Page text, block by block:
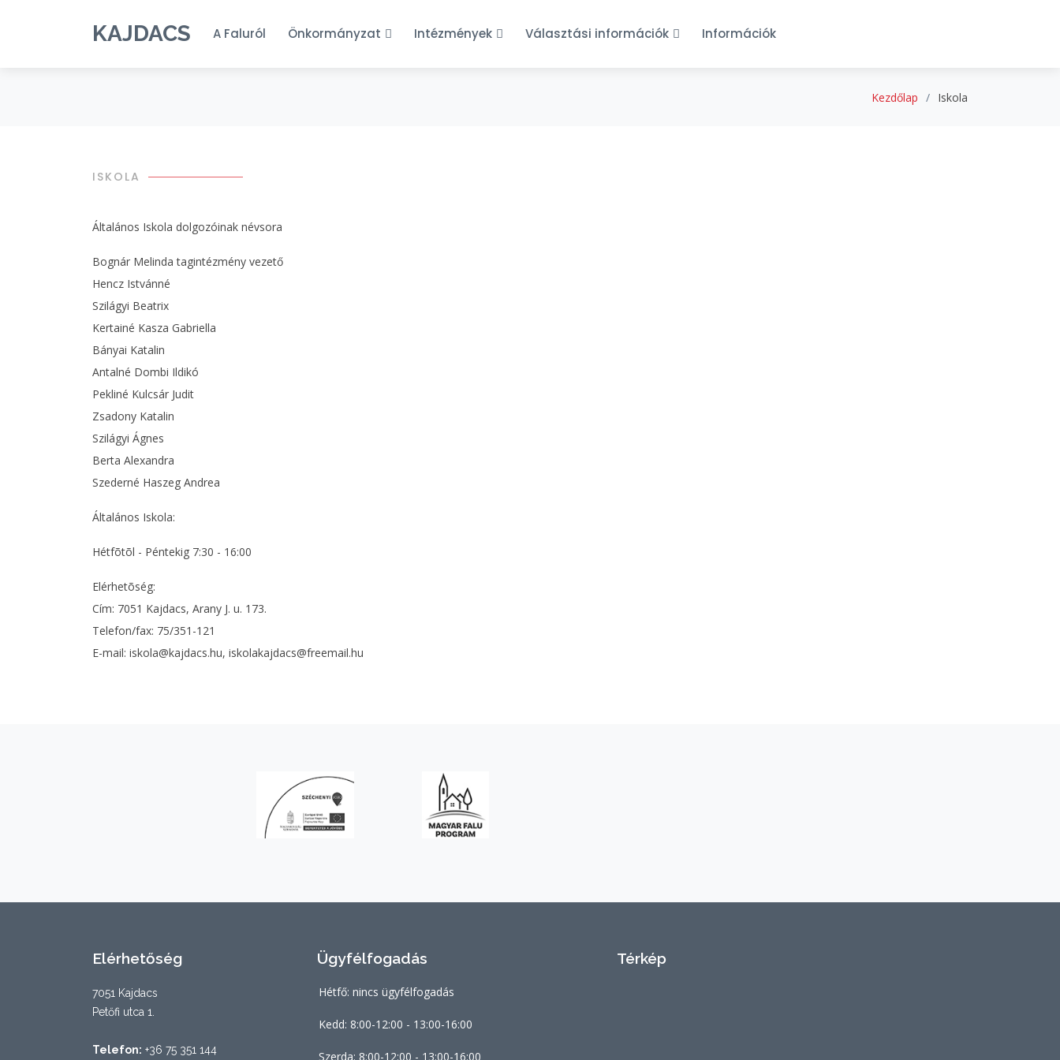
KAJDACS A Faluról Önkormányzat Intézmények Választási információk Információk
Kezdőlap Iskola
ISKOLA
Általános Iskola dolgozóinak névsora
Bognár Melinda tagintézmény vezető
Hencz Istvánné
Szilágyi Beatrix
Kertainé Kasza Gabriella
Bányai Katalin
Antalné Dombi Ildikó
Pekliné Kulcsár Judit
Zsadony Katalin
Szilágyi Ágnes
Berta Alexandra
Szederné Haszeg Andrea
Általános Iskola:
Hétfõtõl - Péntekig 7:30 - 16:00
Elérhetõség:
Cím: 7051 Kajdacs, Arany J. u. 173.
Telefon/fax: 75/351-121
E-mail: iskola@kajdacs.hu, iskolakajdacs@freemail.hu
Elérhetőség
7051 Kajdacs
Petőfi utca 1.
Telefon: +36 75 351 144
Ügyfélfogadás
Hétfő: nincs ügyfélfogadás
Kedd: 8:00-12:00 - 13:00-16:00
Szerda: 8:00-12:00 - 13:00-16:00
Térkép